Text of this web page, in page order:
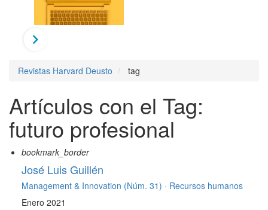
Revistas Harvard Deusto tag
Artículos con el Tag:
futuro profesional
bookmark_border
José Luis Guillén
Management & Innovation (Núm. 31) · Recursos humanos
Enero 2021